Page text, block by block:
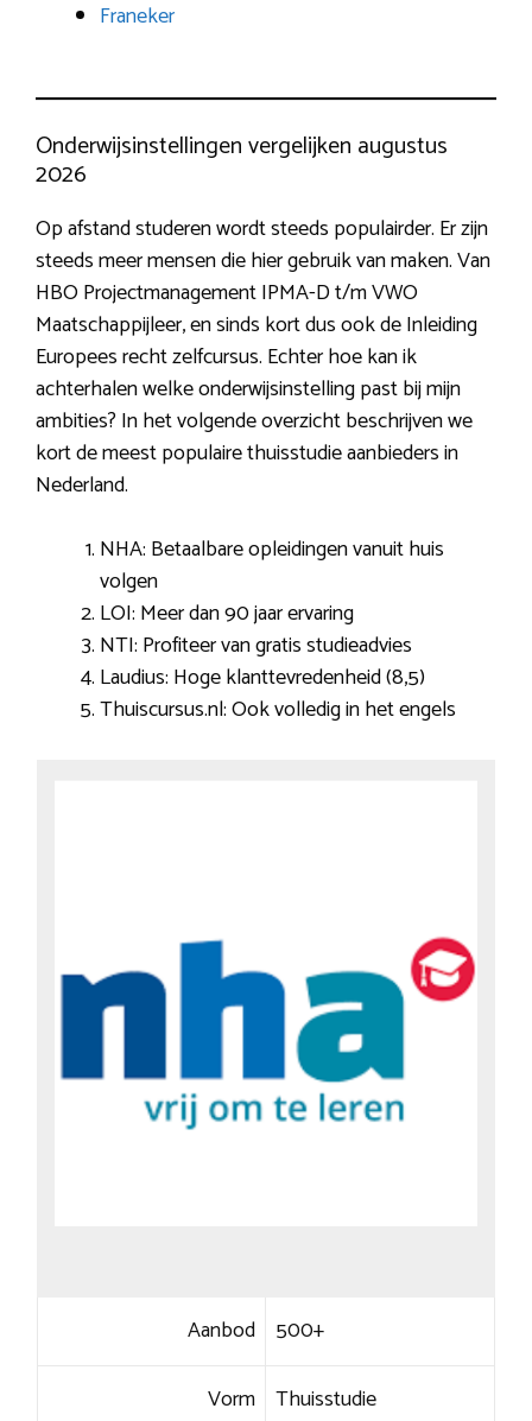
Franeker
Onderwijsinstellingen vergelijken augustus
2026
Op afstand studeren wordt steeds populairder. Er zijn
steeds meer mensen die hier gebruik van maken. Van
HBO Projectmanagement IPMA-D t/m VWO
Maatschappijleer, en sinds kort dus ook de Inleiding
Europees recht zelfcursus. Echter hoe kan ik
achterhalen welke onderwijsinstelling past bij mijn
ambities? In het volgende overzicht beschrijven we
kort de meest populaire thuisstudie aanbieders in
Nederland.
NHA: Betaalbare opleidingen vanuit huis
volgen
LOI: Meer dan 90 jaar ervaring
NTI: Profiteer van gratis studieadvies
Laudius: Hoge klanttevredenheid (8,5)
Thuiscursus.nl: Ook volledig in het engels
Aanbod 500+
Vorm Thuisstudie